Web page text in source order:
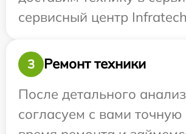
сервисный центр
3
Ремонт техники
После детального
согласуем с вами точную